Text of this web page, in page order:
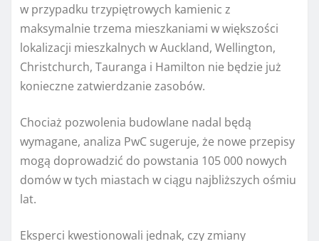
w przypadku trzypiętrowych kamienic z
maksymalnie trzema mieszkaniami w większości
lokalizacji mieszkalnych w Auckland, Wellington,
Christchurch, Tauranga i Hamilton nie będzie już
konieczne zatwierdzanie zasobów.
Chociaż pozwolenia budowlane nadal będą
wymagane, analiza PwC sugeruje, że nowe przepisy
mogą doprowadzić do powstania 105 000 nowych
domów w tych miastach w ciągu najbliższych ośmiu
lat.
Eksperci kwestionowali jednak, czy zmiany